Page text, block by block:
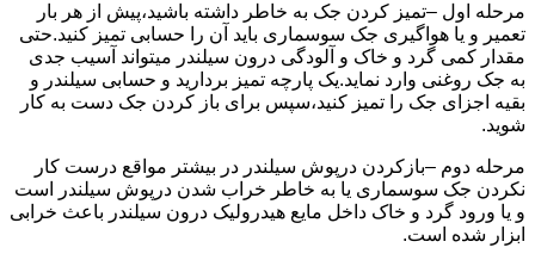
مرحله اول –تمیز کردن جک به خاطر داشته باشید،پیش از هر بار
تعمیر و یا هواگیری جک سوسماری باید آن را حسابی تمیز کنید.حتی
مقدار کمی گرد و خاک و آلودگی درون سیلندر میتواند آسیب جدی
به جک روغنی وارد نماید.یک پارچه تمیز بردارید و حسابی سیلندر و
بقیه اجزای جک را تمیز کنید،سپس برای باز کردن جک دست به کار
شوید.
مرحله دوم –بازکردن درپوش سیلندر در بیشتر مواقع درست کار
نکردن جک سوسماری یا به خاطر خراب شدن درپوش سیلندر است
و یا ورود گرد و خاک داخل مایع هیدرولیک درون سیلندر باعث خرابی
ابزار شده است.